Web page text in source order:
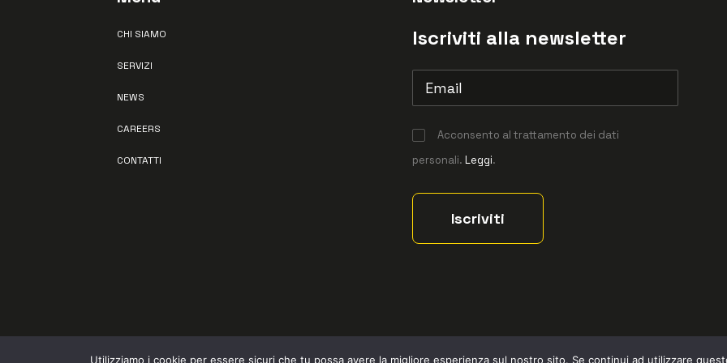
CHI SIAMO
SERVIZI
NEWS
CAREERS
CONTATTI
Iscriviti alla newsletter
Acconsento al trattamento dei dati
personali. Leggi.
Utilizziamo i cookie per essere sicuri che tu possa avere la migliore esperienza sul nostro sito. Se continui ad utilizzare